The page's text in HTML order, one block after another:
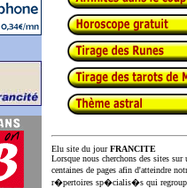
Elu site du jourFRANCITE
Lorsque nous cherchons des sites
centaines de pages afin d'atteindre
r�pertoires sp�cialis�s qui